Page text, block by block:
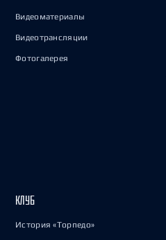
Видеоматериалы
Видеотрансляции
Фотогалерея
КЛУБ
История «Торпедо»